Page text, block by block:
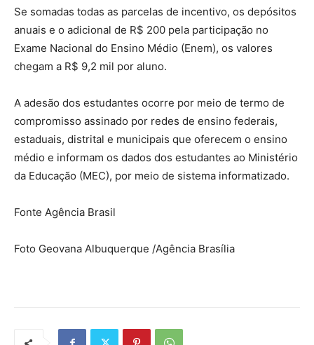
Se somadas todas as parcelas de incentivo, os depósitos
anuais e o adicional de R$ 200 pela participação no
Exame Nacional do Ensino Médio (Enem), os valores
chegam a R$ 9,2 mil por aluno.
A adesão dos estudantes ocorre por meio de termo de
compromisso assinado por redes de ensino federais,
estaduais, distrital e municipais que oferecem o ensino
médio e informam os dados dos estudantes ao Ministério
da Educação (MEC), por meio de sistema informatizado.
Fonte Agência Brasil
Foto Geovana Albuquerque /Agência Brasília